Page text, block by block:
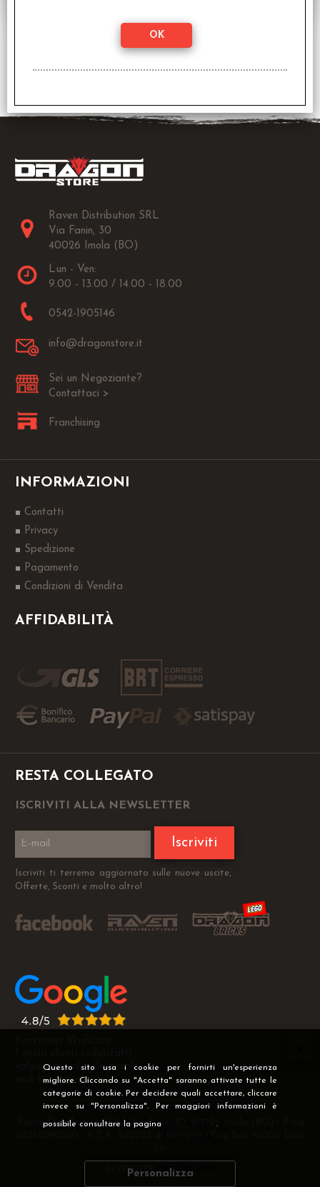
Questo sito usa i cookie per fornirti un'esperienza
migliore. Cliccando su "Accetta" saranno attivate tutte le
categorie di cookie. Per decidere quali accettare, cliccare
invece su "Personalizza". Per maggiori informazioni è
possibile consultare la pagina .
Personalizza
3 risultati trovati (50 per pagina - 1 in totale)
Raven Distribution SRL
Via Fanin, 30
40026 Imola (BO)
Lun - Ven:
9.00 - 13.00 / 14.00 - 18.00
0542-1905146
info@dragonstore.it
Sei un Negoziante?
Contattaci >
Franchising
INFORMAZIONI
Contatti
Privacy
Spedizione
Pagamento
Condizioni di Vendita
AFFIDABILITÀ
RESTA COLLEGATO
ISCRIVITI ALLA NEWSLETTER
Iscriviti
Iscriviti ti terremo aggiornato sulle nuove uscite,
Offerte, Sconti e molto altro!
valgono più di mille parole
vedi le recensioni >
Raven Distribution SRL - Via Fanin 30, 40026 Imola (BO) - P.Iva
DEVELOPER CREATIVE WEB